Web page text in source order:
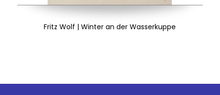
Fritz Wolf | Winter an der Wasserkuppe